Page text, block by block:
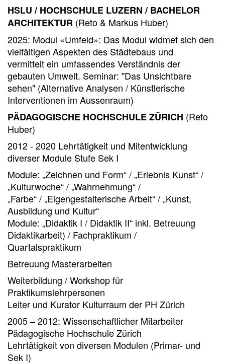
HSLU / HOCHSCHULE LUZERN / BACHELOR
ARCHITEKTUR (Reto & Markus Huber)
2025: Modul «Umfeld»: Das Modul widmet sich den
vielfältigen Aspekten des Städtebaus und
vermittelt ein umfassendes Verständnis der
gebauten Umwelt. Seminar: "Das Unsichtbare
sehen" (Alternative Analysen / Künstlerische
Interventionen im Aussenraum)
PÄDAGOGISCHE HOCHSCHULE ZÜRICH (Reto
Huber)
2012 - 2020 Lehrtätigkeit und Mitentwicklung
diverser Module Stufe Sek I
Module: „Zeichnen und Form“ / „Erlebnis Kunst“ /
„Kulturwoche“ / „Wahrnehmung“ /
„Farbe“ / „Eigengestalterische Arbeit“ / „Kunst,
Ausbildung und Kultur“
Module: „Didaktik I / Didaktik II“ inkl. Betreuung
Didaktikarbeit) / Fachpraktikum /
Quartalspraktikum
Betreuung Masterarbeiten
Weiterbildung / Workshop für
Praktikumslehrpersonen
Leiter und Kurator Kulturraum der PH Zürich
2005 – 2012: Wissenschaftlicher Mitarbeiter
Pädagogische Hochschule Zürich
Lehrtätigkeit von diversen Modulen (Primar- und
Sek I)